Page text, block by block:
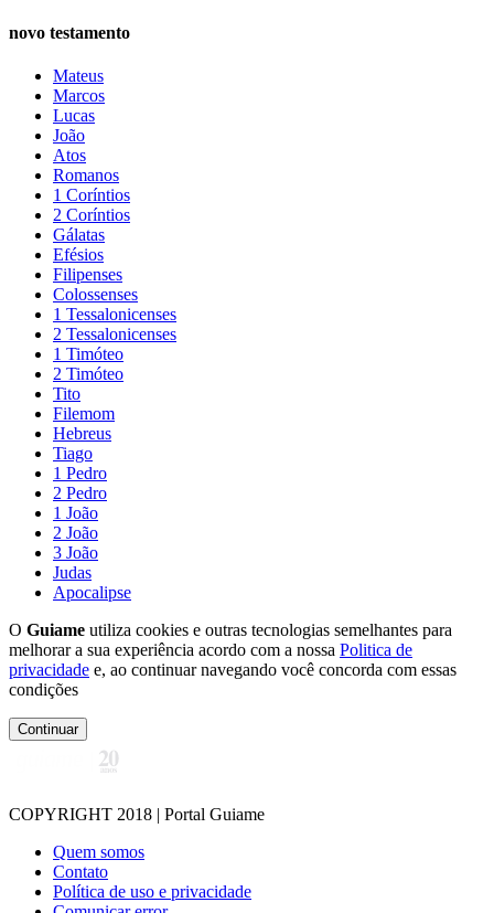
novo testamento
Mateus
Marcos
Lucas
João
Atos
Romanos
1 Coríntios
2 Coríntios
Gálatas
Efésios
Filipenses
Colossenses
1 Tessalonicenses
2 Tessalonicenses
1 Timóteo
2 Timóteo
Tito
Filemom
Hebreus
Tiago
1 Pedro
2 Pedro
1 João
2 João
3 João
Judas
Apocalipse
O Guiame utiliza cookies e outras tecnologias semelhantes para
melhorar a sua experiência acordo com a nossa Politica de
privacidade e, ao continuar navegando você concorda com essas
condições
Continuar
COPYRIGHT 2018 | Portal Guiame
Quem somos
Contato
Política de uso e privacidade